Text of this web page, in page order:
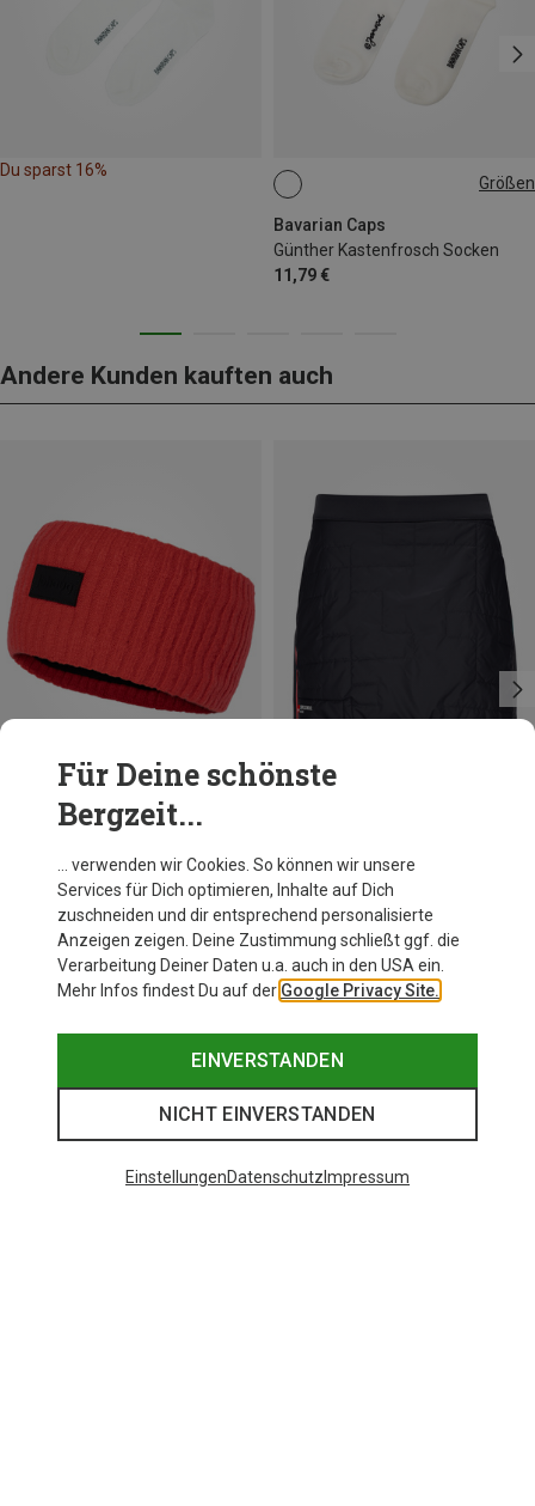
Du sparst 16%
Größen
Bavarian Caps
Günther Kastenfrosch Socken
11,79 €
36|37|38|39|40
41|42|43|44|45|46
Andere Kunden kauften auch
Du sparst 29%
Für Deine schönste
Bergzeit...
… verwenden wir Cookies. So können wir unsere
Services für Dich optimieren, Inhalte auf Dich
zuschneiden und dir entsprechend personalisierte
Anzeigen zeigen. Deine Zustimmung schließt ggf. die
Verarbeitung Deiner Daten u.a. auch in den USA ein.
Mehr Infos findest Du auf der Google Privacy Site.
EINVERSTANDEN
NICHT EINVERSTANDEN
EinstellungenDatenschutz Impressum